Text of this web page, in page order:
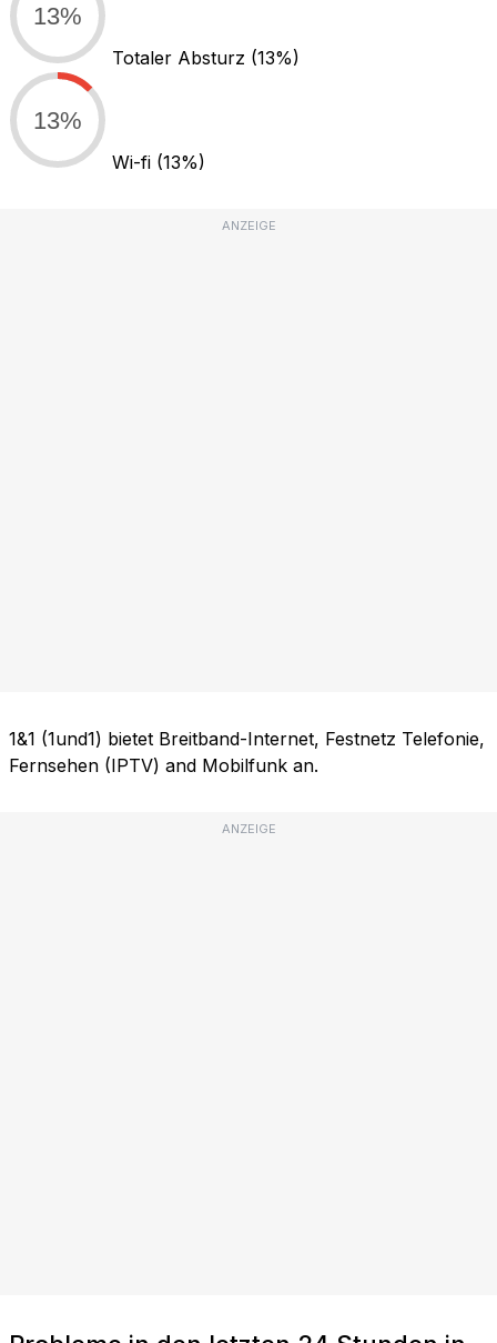
13%
Totaler Absturz (13%)
13%
Wi-fi (13%)
ANZEIGE
1&1 (1und1) bietet Breitband-Internet, Festnetz Telefonie,
Fernsehen (IPTV) and Mobilfunk an.
ANZEIGE